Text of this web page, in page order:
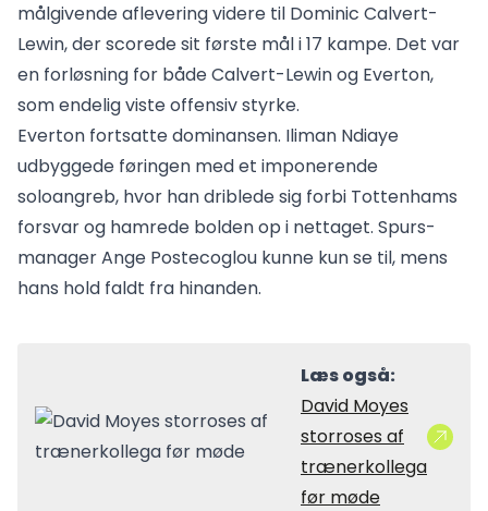
målgivende aflevering videre til Dominic Calvert-
Lewin, der scorede sit første mål i 17 kampe. Det var
en forløsning for både Calvert-Lewin og Everton,
som endelig viste offensiv styrke.
Everton fortsatte dominansen. Iliman Ndiaye
udbyggede føringen med et imponerende
soloangreb, hvor han driblede sig forbi Tottenhams
forsvar og hamrede bolden op i nettaget. Spurs-
manager Ange Postecoglou kunne kun se til, mens
hans hold faldt fra hinanden.
Læs også:
David Moyes
storroses af
trænerkollega
før møde